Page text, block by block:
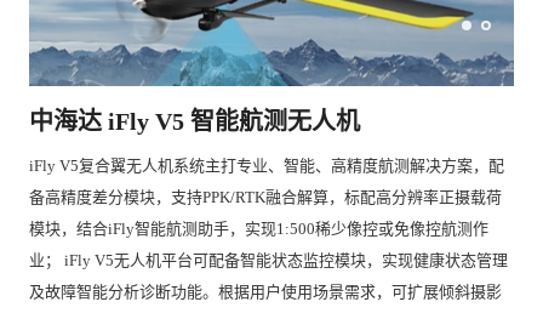
中海达 iFly V5 智能航测无人机
iFly V5复合翼无人机系统主打专业、智能、高精度航测解决方案，配
备高精度差分模块，支持PPK/RTK融合解算，标配高分辨率正摄载荷
模块，结合iFly智能航测助手，实现1:500稀少像控或免像控航测作
业； iFly V5无人机平台可配备智能状态监控模块，实现健康状态管理
及故障智能分析诊断功能。根据用户使用场景需求，可扩展倾斜摄影